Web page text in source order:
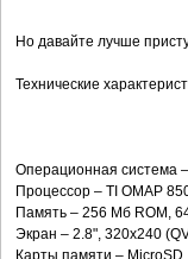
Но давайте лучше
Технические
Операционная система
Процессор – TI OMAP
Память – 256 Мб ROM,
Экран – 2.8", 320x240
Карты памяти – MicroSD